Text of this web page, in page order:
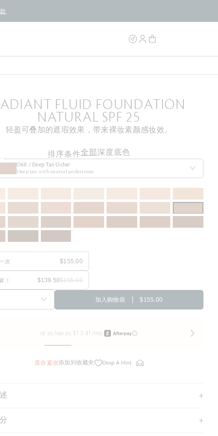
FLUID FOUNDATION
NATURAL SPF 25
轻盈可叠加的遮瑕效果，带来裸妆素颜感妆效。
排序条件全部深度底色
O60 / Deep Tan Ocher
Deep tan with neutral undertones
次
加入购物袋 $155.00
库存紧张添加到收藏夹